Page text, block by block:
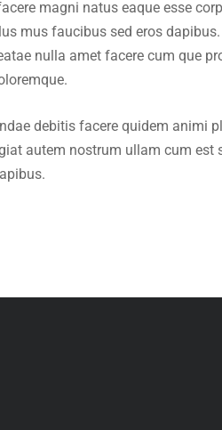
magni natus eaque esse
mus faucibus sed eros
nulla amet facere cum que
debitis facere quidem
autem nostrum ullam cum